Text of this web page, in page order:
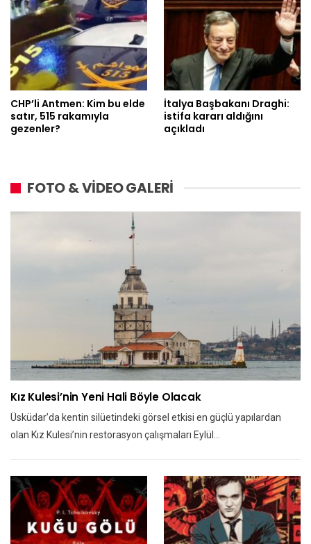
CHP’li Antmen: Kim bu elde
satır, 515 rakamıyla
gezenler?
İtalya Başbakanı Draghi:
istifa kararı aldığını
açıkladı
FOTO & VİDEO GALERİ
Kız Kulesi’nin Yeni Hali Böyle Olacak
Üsküdar’da kentin silüetindeki görsel etkisi en güçlü yapılardan
olan Kız Kulesi’nin restorasyon çalışmaları Eylül…